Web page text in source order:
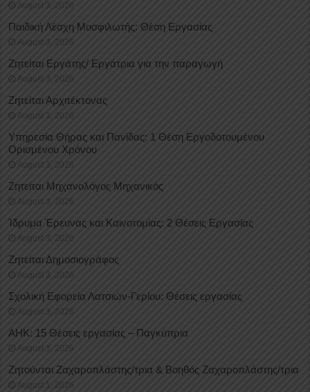
August 3, 2026
Παιδική Λέσχη Μοσφιλωτής: Θέση Εργασίας
August 3, 2026
Ζητείται Εργάτης/ Εργάτρια για την παραγωγή
August 3, 2026
Ζητείται Αρχιτέκτονας
August 3, 2026
Υπηρεσία Θήρας και Πανίδας: 1 Θέση Eργοδοτουμένου
Oρισμένου Xρόνου
August 3, 2026
Ζητείται Μηχανολόγος Μηχανικός
August 3, 2026
Ίδρυμα Έρευνας και Καινοτομίας: 2 Θέσεις Εργασίας
August 3, 2026
Ζητείται Δημοσιογράφος
August 3, 2026
Σχολική Εφορεία Λατσιών-Γερίου: Θέσεις εργασίας
August 3, 2026
ΑΗΚ: 15 Θέσεις εργασίας – Παγκύπρια
August 3, 2026
Ζητούνται Ζαχαροπλάστης/τρια & Βοηθός Ζαχαροπλάστης/τρια
August 1, 2026